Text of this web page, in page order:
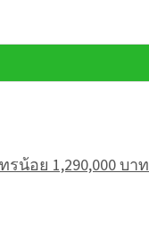
น้อย 1,290,000 บาท